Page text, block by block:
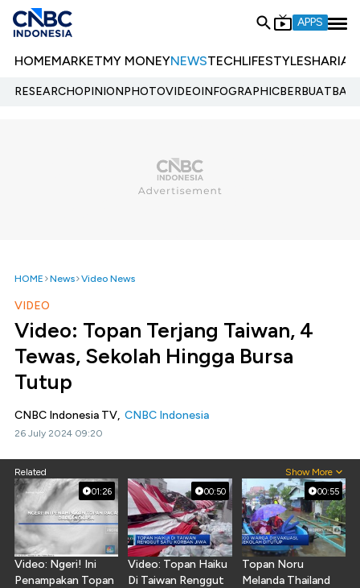
APPS
HOMEMARKETMY MONEYNEWSTECHLIFESTYLESHARIA
RESEARCHOPINIONPHOTOVIDEOINFOGRAPHIC
HOME News Video News
VIDEO
Video: Topan Terjang Taiwan, 4
Tewas, Sekolah Hingga Bursa
Tutup
CNBC Indonesia TV, CNBC Indonesia
26 July 2024 09:20
Related Show More
01:26
Video: Ngeri! Ini
Penampakan Topan
00:50
Video: Topan Haiku
Di Taiwan Renggut
00:55
Topan Noru
Melanda Thailand